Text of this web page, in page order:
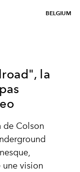
BELGIUM
la
de Colson
vision